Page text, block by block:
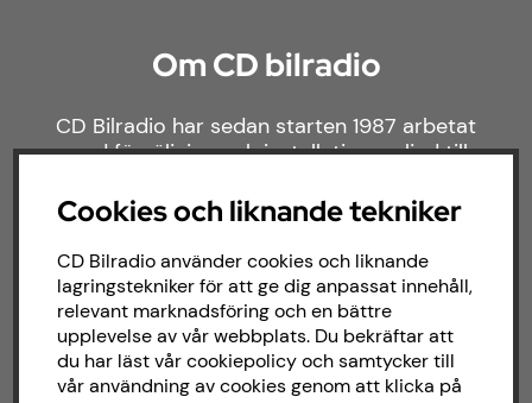
Om CD bilradio
CD Bilradio har sedan starten 1987 arbetat
med försäljning och installation av ljud till
brett sortiment av billjud till alla typer av
bilmärken och behov.
Cookies och liknande tekniker
CD Bilradio använder cookies och liknande
lagringstekniker för att ge dig anpassat innehåll,
relevant marknadsföring och en bättre
upplevelse av vår webbplats. Du bekräftar att
du har läst vår cookiepolicy och samtycker till
vår användning av cookies genom att klicka på